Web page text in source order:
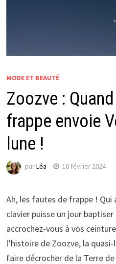
MODE ET BEAUTÉ
Zoozve :
frappe envoie
lune !
parLéa 10 février 2024
Ah, les fautes de frappe ! Qui
clavier puisse un jour
accrochez-vous à vos
l’histoire de Zoozve, la quasi-
faire décrocher de la Terre